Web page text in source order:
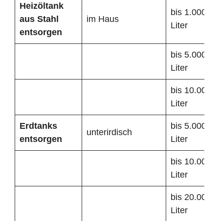
Heizöltank
aus Stahl
entsorgen
im Haus
bis 1.000
Liter
bis 5.000
Liter
bis 10.000
Liter
Erdtanks
entsorgen
unterirdisch
bis 5.000
Liter
bis 10.000
Liter
bis 20.000
Liter